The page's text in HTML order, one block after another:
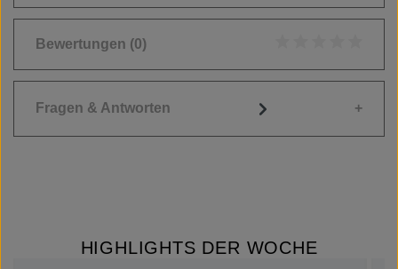
Bewertungen (0)
Fragen & Antworten
HIGHLIGHTS DER WOCHE